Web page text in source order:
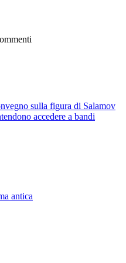
sulla figura di Salamov
accedere a bandi